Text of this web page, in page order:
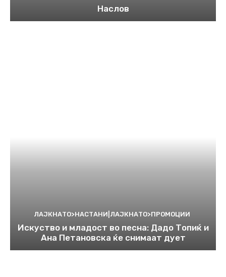
Наслов
ЛАЈКНАТО>НАСТАНИ|ЛАЈКНАТО>ПРОМОЦИИ
Искуство и младост во песна: Дадо Топиќ и
Ана Петановска ќе снимаат дует